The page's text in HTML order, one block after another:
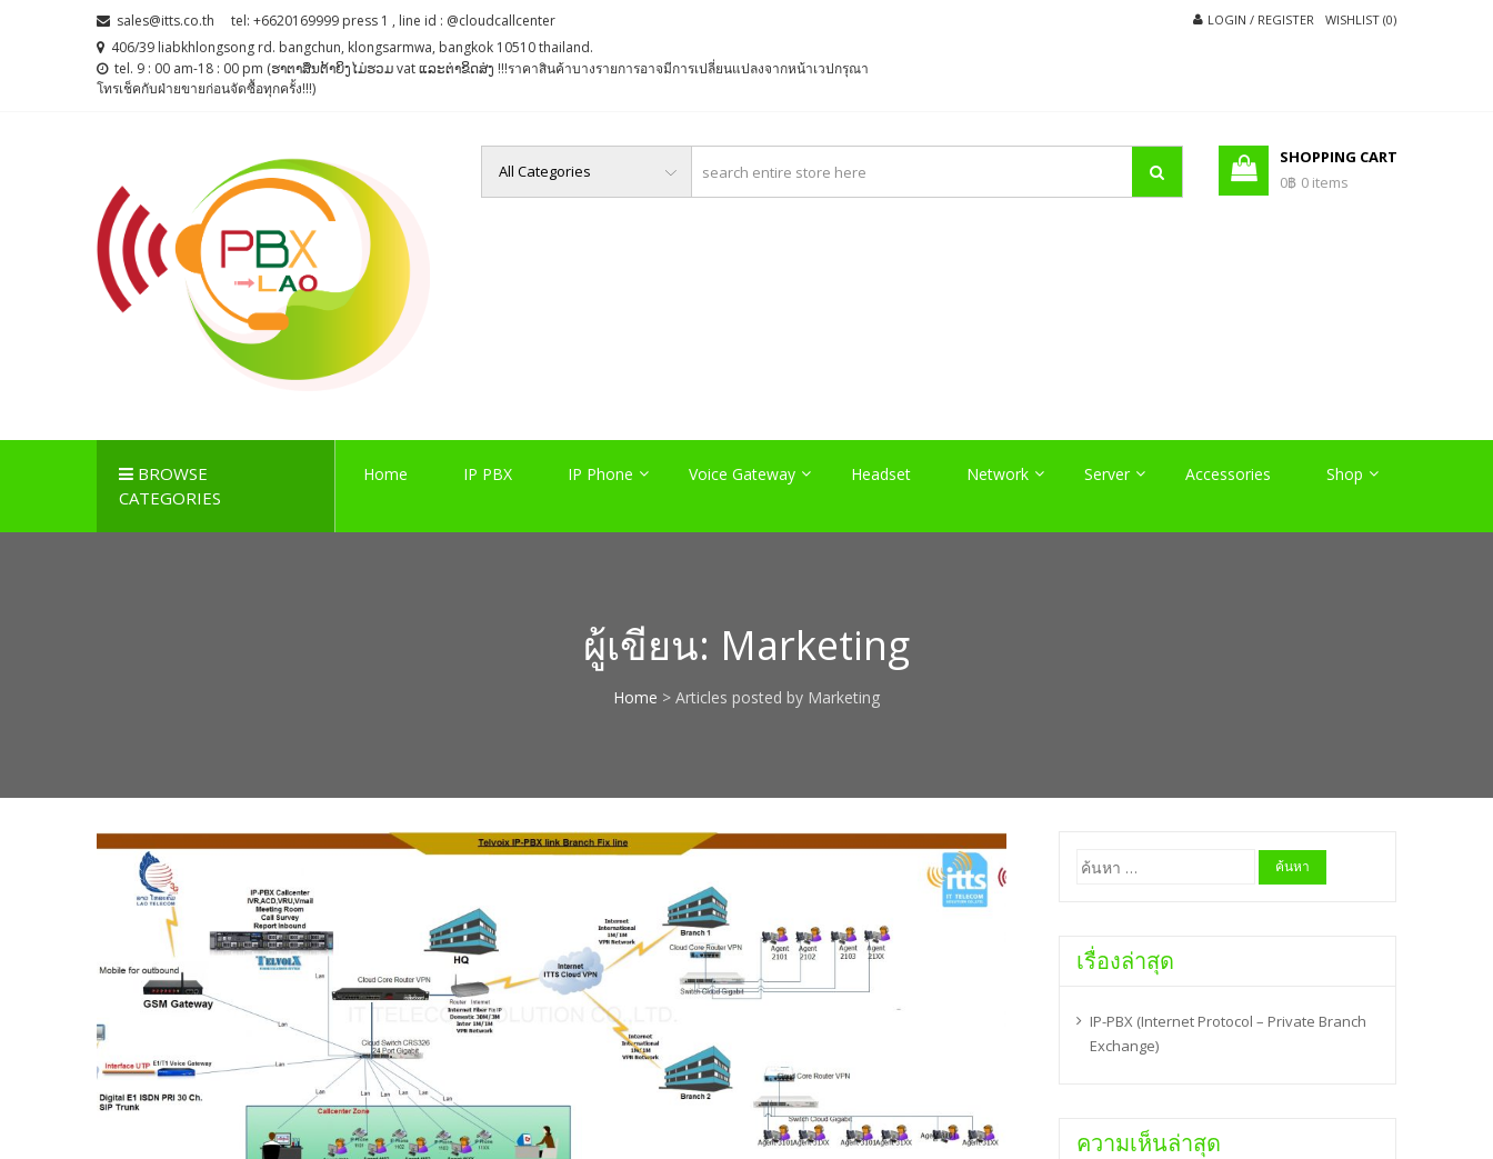
sales@itts.co.th
tel: +6620169999 press 1 , line id : @cloudcallcenter
406/39 liabkhlongsong rd. bangchun, klongsarmwa, bangkok 10510 thailand.
tel. 9 : 00 am-18 : 00 pm (ຮາຕາສຶນຕ້າຍິງໄມ່ຮວມ vat ແລະຕ່າຂິດສ່ງ !!!ราคาสินค้าบางรายการอาจมีการเปลี่ยนแปลงจากหน้าเวปกรุณา
โทรเช็คกับฝ่ายขายก่อนจัดซื้อทุกครั้ง!!!)
LOGIN / REGISTER WISHLIST (0)
SHOPPING CART
0฿ 0 items
BROWSE
CATEGORIES
Home IP PBX IP Phone Voice Gateway Headset Network Server Accessories Shop
ผู้เขียน: Marketing
Home > Articles posted by Marketing
ค้นหา
สำหรับ:
เรื่องล่าสุด
IP-PBX (Internet Protocol – Private Branch
Exchange)
ความเห็นล่าสุด